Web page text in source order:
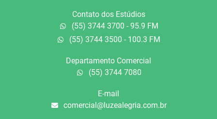
Contato dos Estúdios
(55) 3744 3700 - 95.9 FM
(55) 3744 3500 - 100.3 FM
Departamento Comercial
(55) 3744 7080
E-mail
comercial@luzealegria.com.br